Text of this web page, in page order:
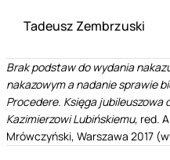
Tadeusz Zembrzuski
Brak podstaw do wydania
nakazowym a nadanie sprawie
Procedere. Księga jubileuszowa
Kazimierzowi Lubińskiemu, red.
Mrówczyński, Warszawa 2017